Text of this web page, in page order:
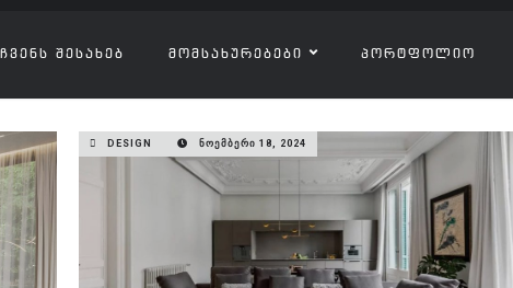
ᲩᲕᲔᲜᲡ ᲨᲔᲡᲐᲮᲔᲑ ᲛᲝᲛᲡᲐᲮᲣᲠᲔᲑᲔᲑᲘ ᲞᲝᲠᲢᲤᲝᲚᲘᲝ
DESIGN ᲜᲝᲔᲛᲑᲔᲠᲘ 18, 2024